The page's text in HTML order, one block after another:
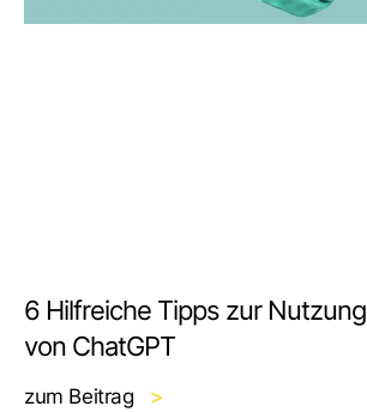
6 Hilfreiche Tipps zur Nutzung
von ChatGPT
zum Beitrag >